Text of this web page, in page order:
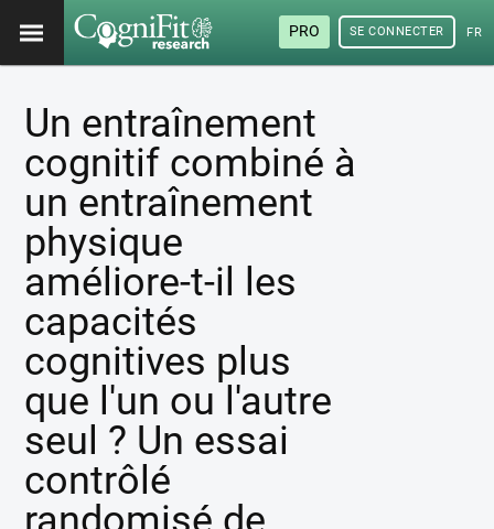
PRO SE CONNECTER
Un entraînement
cognitif combiné à
un entraînement
physique
améliore-t-il les
capacités
cognitives plus
que l'un ou l'autre
seul ? Un essai
contrôlé